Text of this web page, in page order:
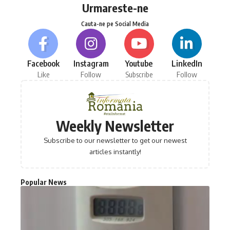
Urmareste-ne
Cauta-ne pe Social Media
Facebook
Like
Instagram
Follow
Youtube
Subscribe
LinkedIn
Follow
Weekly Newsletter
Subscribe to our newsletter to get our newest
articles instantly!
Popular News